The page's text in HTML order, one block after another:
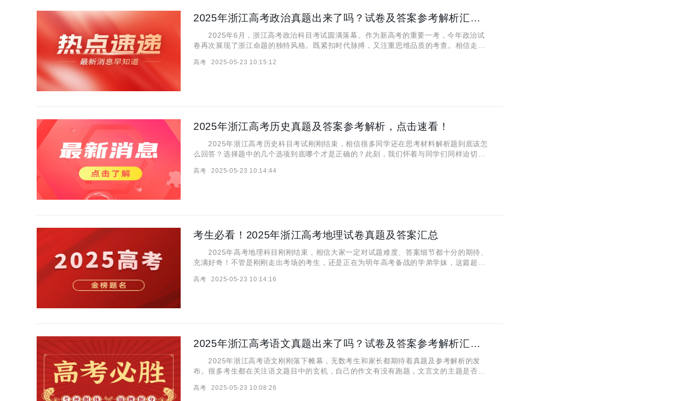
2025年浙江高考政治真题出来了吗？试卷及答案参考解析汇总！
2025年6月，浙江高考政治科目考试圆满落幕。作为新高考的重要一考，今年政治试
卷再次展现了浙江命题的独特风格。既紧扣时代脉搏，又注重思维品质的考查。相信走出
观题的答题要点又该如何把握？以下就是关于今年浙江省政治考试试卷
高考 2025-05-23 10:15:12
2025年浙江高考历史真题及答案参考解析，点击速看！
2025年浙江高考历史科目考试刚刚结束，相信很多同学还在思考材料解析题到底该怎
么回答？选择题中的几个选项到底哪个才是正确的？此刻，我们怀着与同学们同样迫切的
考历史试卷及答案解析 注意:2025全国高考将从6月7
高考 2025-05-23 10:14:44
考生必看！2025年浙江高考地理试卷真题及答案汇总
2025年高考地理科目刚刚结束，相信大家一定对试题难度、答案细节都十分的期待、
充满好奇！不管是刚刚走出考场的考生，还是正在为明年高考备战的学弟学妹，这篇超全
注意:2025全国高考将从6月7日开始举行，同学们可以持续
高考 2025-05-23 10:14:16
2025年浙江高考语文真题出来了吗？试卷及答案参考解析汇总！
2025年浙江高考语文刚刚落下帷幕，无数考生和家长都期待着真题及参考解析的发
布。很多考生都在关注语文题目中的玄机，自己的作文有没有跑题，文言文的主题是否像
析，带大家精准复盘考场表现！ 一、2025浙江高考语文试卷
高考 2025-05-23 10:08:26